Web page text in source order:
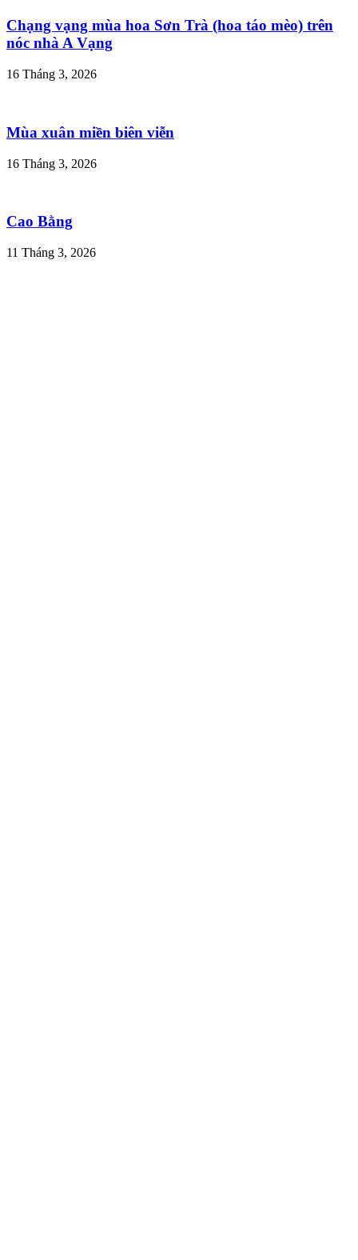
Chạng vạng mùa hoa Sơn Trà (hoa táo mèo) trên
nóc nhà A Vạng
16 Tháng 3, 2026
Mùa xuân miền biên viễn
16 Tháng 3, 2026
Cao Bằng
11 Tháng 3, 2026